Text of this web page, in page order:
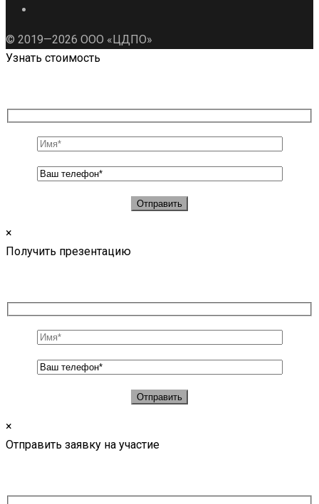
© 2019—2026 ООО «ЦДПО»
Узнать стоимость
×
Получить презентацию
×
Отправить заявку на участие